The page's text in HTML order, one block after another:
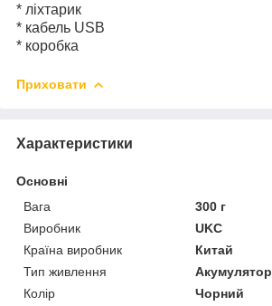
* ліхтарик
* кабель USB
* коробка
Приховати
Характеристики
Основні
Вага
300 г
Виробник
UKC
Країна виробник
Китай
Тип живлення
Акумулятор
Колір
Чорний